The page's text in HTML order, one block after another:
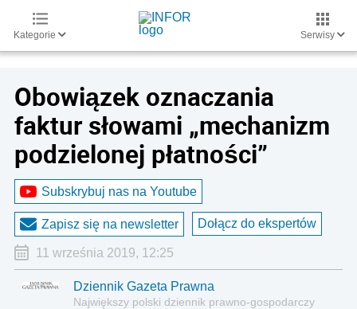
Kategorie Serwisy
Obowiązek oznaczania
faktur słowami „mechanizm
podzielonej płatności”
Subskrybuj nas na Youtube
Zapisz się na newsletter Dołącz do ekspertów
11 września 2019, 12:25
Dziennik Gazeta Prawna
Największy polski dziennik prawno-gospodarczy